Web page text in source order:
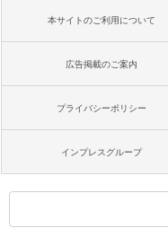
本サイトのご利用について
広告掲載のご案内
プライバシーポリシー
インプレスグループ